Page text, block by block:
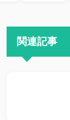
関連記事